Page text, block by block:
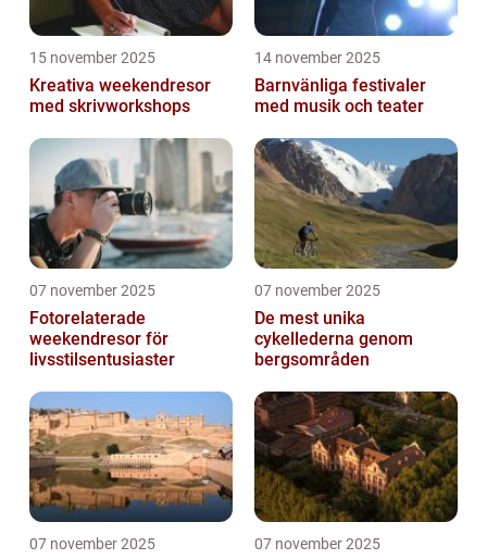
15 november 2025
Kreativa weekendresor
med skrivworkshops
14 november 2025
Barnvänliga festivaler
med musik och teater
07 november 2025
Fotorelaterade
weekendresor för
livsstilsentusiaster
07 november 2025
De mest unika
cykellederna genom
bergsområden
07 november 2025 07 november 2025